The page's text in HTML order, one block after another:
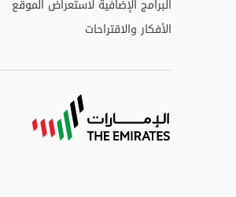
البرامج الإضافية لاستعراض الموقع
الأفكار والاقتراحات
برعاية